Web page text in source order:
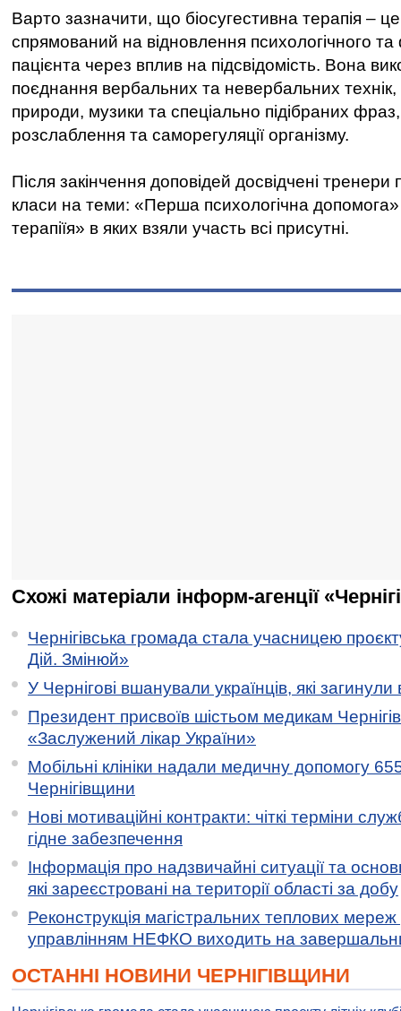
Варто зазначити, що біосугестивна терапія –
спрямований на відновлення психологічного
пацієнта через вплив на підсвідомість. Вона
поєднання вербальних та невербальних технік,
природи, музики та спеціально підібраних
розслаблення та саморегуляції організму.
Після закінчення доповідей досвідчені
класи на теми: «Перша психологічна допомога»
терапіїя» в яких взяли участь всі присутні.
Схожі матеріали інформ-агенції
Чернігівська громада стала учасницею
Дій. Змінюй»
У Чернігові вшанували українців, які загинули
Президент присвоїв шістьом медикам
«Заслужений лікар України»
Мобільні клініки надали медичну допомогу
Чернігівщини
Нові мотиваційні контракти: чіткі терміни
гідне забезпечення
Інформація про надзвичайні ситуації та
які зареєстровані на території області за добу
Реконструкція магістральних теплових мереж
управлінням НЕФКО виходить на
ОСТАННІ НОВИНИ ЧЕРНІГІВЩИНИ